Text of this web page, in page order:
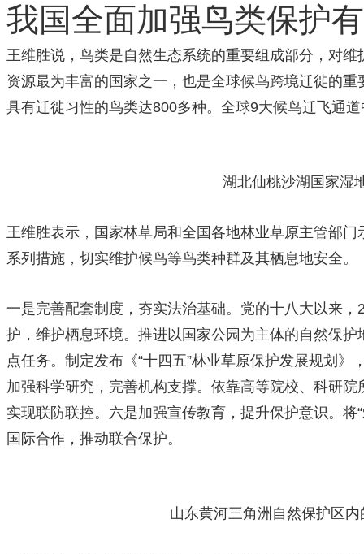
我国全面加强鸟类保护
王维胜说，鸟类是自然生态系统的重要组成部分，对
资源最为丰富的国家之一，也是全球候鸟跨境迁徙的
具有迁徙习性的鸟类达800多种。全球9大候鸟迁飞通
湖北仙桃沙湖国家湿
王维胜表示，国家林草局和全国各地林业草原主管部
系列措施，切实维护候鸟等鸟类种群及其栖息地安全。
一是完善配套制度，夯实法治基础。党的十八大以来
护，维护栖息环境。推进以国家公园为主体的自然保
点任务。制定发布《“十四五”林业草原保护发展规划
加强科学研究，完善机构支撑。依靠高等院校、科研
实现联防联控。六是加强宣传教育，提升保护意识。
国际合作，推动联合保护。
山东黄河三角洲自然保护区